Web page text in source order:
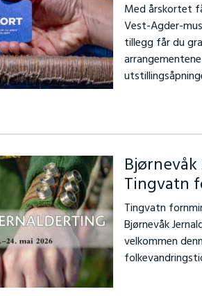
Med årskortet
Vest-Agder-
tillegg får du
Tingvatn
Tingvatn
Bjørnevåk
velkommen